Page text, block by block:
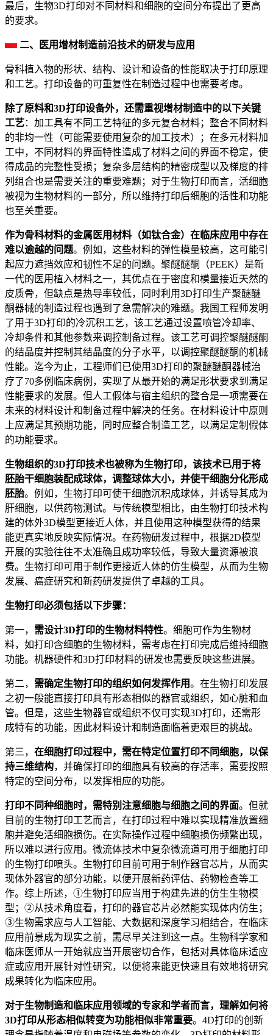
最后，生物3D打印对不同材料和细胞的空间分布提出了更高
的要求。
二、医用增材制造前沿技术的研发与应用
骨科植入物的形状、结构、设计和设备的性能取决于打印原理
和工艺。打印设备的可重复性在制造过程中也需要考虑。
除了原料和3D打印设备外，还需重视增材制造中的以下关键
工艺：加工具有不同工艺特征的多元复合材料；整合不同材料
的非均一性（可能需要使用复杂的加工技术）；在多元材料加
工中，不同材料的界面特性造成了材料之间的界面不稳定，使
得成品的完整性受损；复杂多层结构的精密成型以及梯度的排
列组合也是需要关注的重要难题；对于生物打印而言，活细胞
被视为生物材料的一部分，所以维持打印后细胞的活性和功能
也至关重要。
作为骨科材料的金属医用材料（如钛合金）在临床应用中存在
难以逾越的问题。例如，这些材料的弹性模量较高，这可能引
起应力遮挡效应和韧性不足的问题。聚醚醚酮（PEEK）是新
一代的医用植入材料之一，其优点在于密度和模量接近天然的
皮质骨，但缺点是热导率较低，同时利用3D打印生产聚醚醚
酮器械的制造过程也遇到了急需解决的难题。我国工程师发明
了用于3D打印的冷沉积工艺，该工艺通过设置喷管冷却率、
冷却条件和其他参数来调控制备过程。该工艺可调控聚醚醚酮
的结晶度并控制其结晶度的分子水平，以调控聚醚醚酮的机械
性能。迄今为止，工程师们已使用3D打印的聚醚醚酮器械治
疗了70多例临床病例，实现了从最开始的满足形状要求到满足
性能要求的发展。但人工假体与宿主组织的整合是一项需要在
未来的材料设计和制备过程中解决的任务。在材料设计中原则
上应满足其预期功能，同时应整合制造工艺，以满足定制假体
的功能要求。
生物组织的3D打印技术也被称为生物打印，该技术已用于将
胚胎干细胞装配成球体，调整球体大小，并使干细胞分化形成
胚胎。例如，生物打印可使干细胞沉积成球体，并诱导其成为
肝细胞，以供药物测试。与传统模型相比，由生物打印技术构
建的体外3D模型更接近人体，并且使用这种模型获得的结果
能更真实地反映实际情况。在药物研发过程中，根据2D模型
开展的实验往往不太准确且成功率较低，导致大量资源被浪
费。生物打印可用于制作更接近人体的仿生模型，从而为生物
发展、癌症研究和新药研发提供了卓越的工具。
生物打印必须包括以下步骤：
第一， 需设计3D打印的生物材料特性。细胞可作为生物材
料，如打印含细胞的生物材料，需考虑在打印完成后维持细胞
功能。机器硬件和3D打印材料的研发也需要反映这些进展。
第二， 需确定生物打印的组织如何发挥作用。在生物打印发展
之初一般能直接打印具有形态相似的器官或组织，如心脏和血
管。但是，这些生物器官或组织不仅可实现3D打印，还需形
成特有的功能，因此材料设计和制造面临着更艰巨的挑战。
第三， 在细胞打印过程中，需在特定位置打印不同细胞，以保
持三维结构，并确保打印的细胞具有较高的存活率，需要按照
特定的空间分布，以发挥相应的功能。
打印不同种细胞时，需特别注意细胞与细胞之间的界面。但就
目前的生物打印工艺而言，在打印过程中难以实现精准放置细
胞并避免活细胞损伤。在实际操作过程中细胞损伤频繁出现，
所以难以进行应用。微流体技术中复杂微流道可用于细胞打印
的生物打印喷头。生物打印目前可用于制作器官芯片，从而实
现体外器官的部分功能，以便开展新药评估、药物检查等工
作。综上所述，①生物打印应当用于构建先进的仿生生物模
型；②从技术角度看，打印的器官芯片必然能实现体内仿生；
③生物需求应与人工智能、大数据和深度学习相结合，在临床
应用前景成为现实之前，需尽早关注到这一点。生物科学家和
临床医师从一开始就应当开展密切合作，包括对具体临床适应
症或应用开展针对性研究，以便将来能更快速且有效地将研究
成果转化为临床应用。
对于生物制造和临床应用领域的专家和学者而言，理解如何将
3D打印从形态相似转变为功能相似非常重要。4D打印的创新